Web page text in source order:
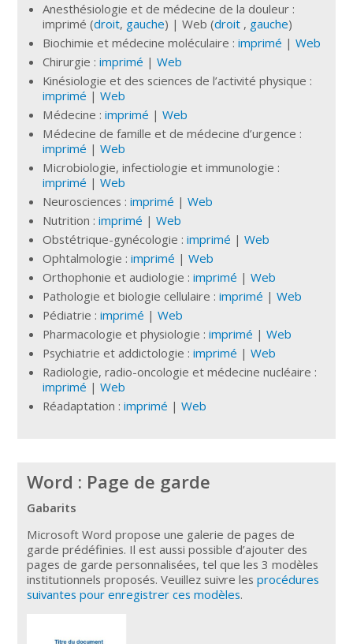
Anesthésiologie et de médecine de la douleur :
imprimé (droit, gauche) | Web (droit , gauche)
Biochimie et médecine moléculaire :imprimé |Web
Chirurgie :imprimé |Web
Kinésiologie et des sciences de l’activité physique :
imprimé |Web
Médecine :imprimé |Web
Médecine de famille et de médecine d’urgence :
imprimé |Web
Microbiologie, infectiologie et immunologie :
imprimé |Web
Neurosciences :imprimé |Web
Nutrition :imprimé |Web
Obstétrique-gynécologie :imprimé |Web
Ophtalmologie :imprimé |Web
Orthophonie et audiologie :imprimé |Web
Pathologie et biologie cellulaire :imprimé |Web
Pédiatrie :imprimé |Web
Pharmacologie et physiologie :imprimé |Web
Psychiatrie et addictologie :imprimé |Web
Radiologie, radio-oncologie et médecine nucléaire :
imprimé |Web
Réadaptation :imprimé |Web
Word : Page de garde
Gabarits
Microsoft Word propose une galerie de pages de
garde prédéfinies. Il est aussi possible d’ajouter des
pages de garde personnalisées, tel que les 3 modèles
institutionnels proposés. Veuillez suivre lesprocédures
suivantes pour enregistrer ces modèles.